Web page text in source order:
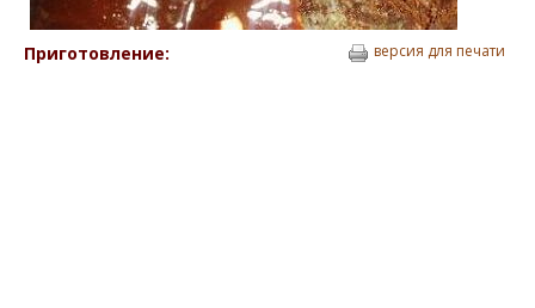
Приготовление: версия для печати